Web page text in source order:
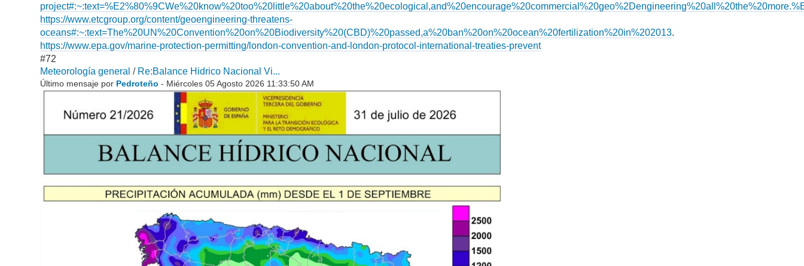
https://www.etcgroup.org/content/geoengineering-threatens-
oceans#:~:text=The%20UN%20Convention%20on%20Biodiversity%20(CBD)%20passed,a%20ban%20on%20ocean%20fertilization%20in%202013.
https://www.epa.gov/marine-protection-permitting/london-convention-and-london-protocol-international-treaties-prevent
#72
Meteorología general / Re:Balance Hidrico Nacional Vi...
Último mensaje por Pedroteño - Miércoles 05 Agosto 2026 11:33:50 AM